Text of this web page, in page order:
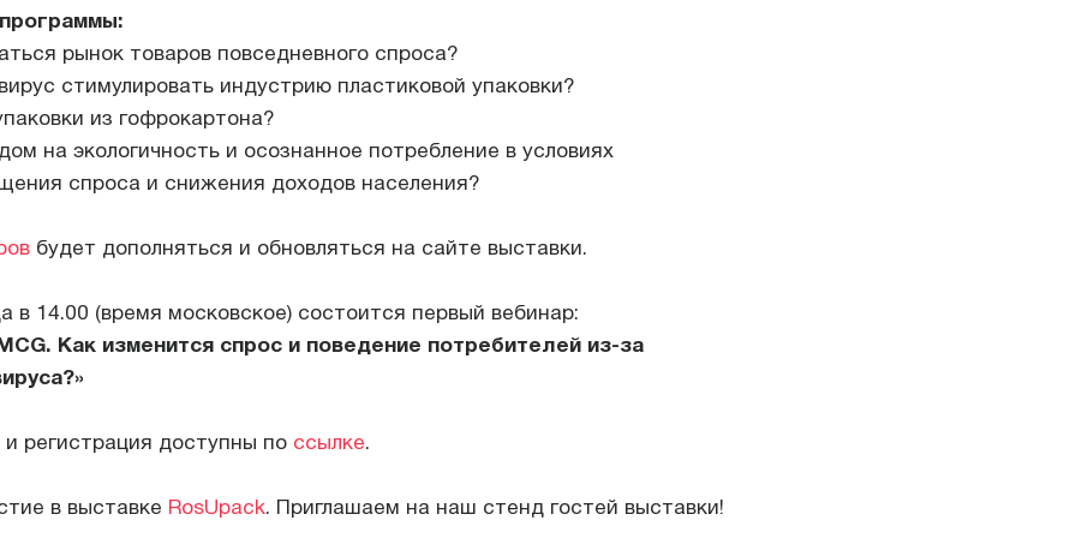
рынок товаров повседневного спроса?
стимулировать индустрию пластиковой упаковки?
из гофрокартона?
на экологичность и осознанное потребление в условиях
спроса и снижения доходов населения?
будет дополняться и обновляться на сайте выставки.
в 14.00 (время московское) состоится первый вебинар:
Как изменится спрос и поведение потребителей из-за
регистрация доступны по ссылке.
в выставке RosUpack. Приглашаем на наш стенд гостей выставки!